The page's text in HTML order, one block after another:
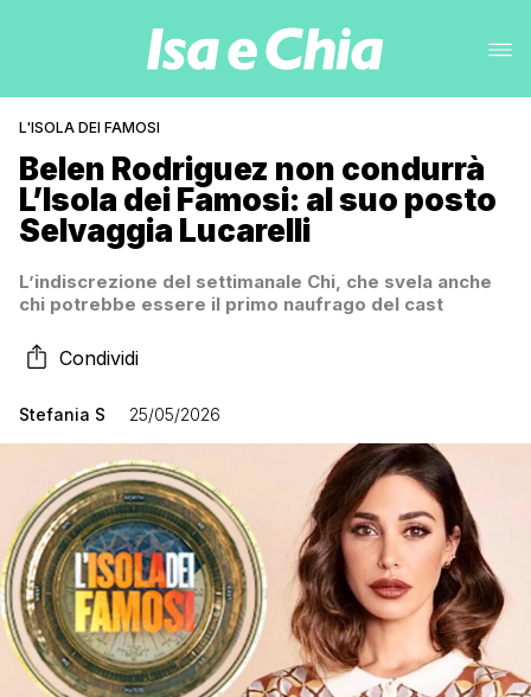
L'ISOLA DEI FAMOSI
Belen Rodriguez non condurrà
L’Isola dei Famosi: al suo posto
Selvaggia Lucarelli
L’indiscrezione del settimanale Chi, che svela anche
chi potrebbe essere il primo naufrago del cast
Condividi
Stefania S 25/05/2026